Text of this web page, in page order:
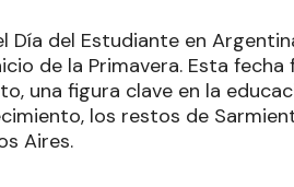
Día del Estudiante en
de la Primavera. Esta
una figura clave en la
los restos de
Aires.